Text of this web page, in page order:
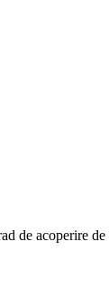
de acoperire